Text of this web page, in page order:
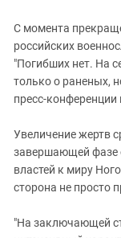
С момента
российских
"Погибших нет. На
только о раненых,
пресс-конференции
Увеличение жертв
завершающей фазе
властей к миру
сторона не просто
"На заключающей